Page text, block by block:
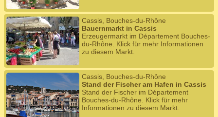
Cassis, Bouches-du-Rhône
Bauernmarkt in Cassis
Erzeugermarkt im Département Bouches-
du-Rhône. Klick für mehr Informationen
zu diesem Markt.
Cassis, Bouches-du-Rhône
Stand der Fischer am Hafen in Cassis
Stand der Fischer im Département
Bouches-du-Rhône. Klick für mehr
Informationen zu diesem Markt.